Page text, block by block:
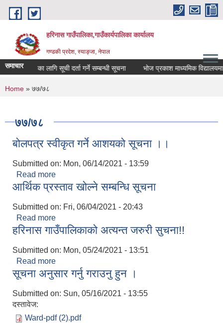
Skip to main content
हरिनास गाउँपालिका,गाउँकार्यपालिका कार्यालय
गण्डकी प्रदेश, स्याङ्जा, नेपाल
समाचार
परीक्षणका लागि सूची दर्ता गर्ने सम्बन्धी सूचना भोज प्रकाश माध्यमिक विद्यालयमा
You are here
Home » ७७/७८
७७/७८
बोलपत्र स्वीकृत गर्ने आशयको सूचना ।।
Submitted on: Mon, 06/14/2021 - 13:59
Read more
आर्थिक प्रस्ताव खोल्ने सम्बन्धि सूचना
Submitted on: Fri, 06/04/2021 - 20:43
Read more
हरिनास गाउँपालिकाको अत्यन्त जरुरी सुचना!!
Submitted on: Mon, 05/24/2021 - 13:51
Read more
सूचना अनुसार गर्नु गराउनु हुन ।
Submitted on: Sun, 05/16/2021 - 13:55
दस्तावेज:
Ward-pdf (2).pdf